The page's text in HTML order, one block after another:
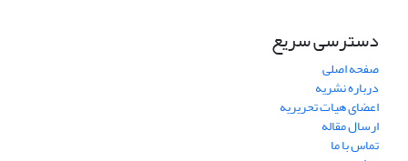
دسترسی سریع
صفحه اصلی
درباره نشریه
اعضای هیات تحریریه
ارسال مقاله
تماس با ما